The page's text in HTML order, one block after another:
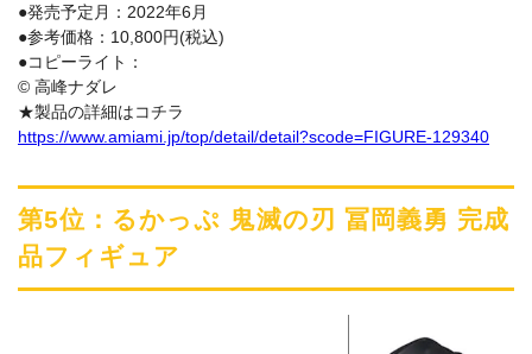
●発売予定月：2022年6月
●参考価格：10,800円(税込)
●コピーライト：
© 高峰ナダレ
★製品の詳細はコチラ
https://www.amiami.jp/top/detail/detail?scode=FIGURE-129340
第5位：るかっぷ 鬼滅の刃 冨岡義勇 完成
品フィギュア